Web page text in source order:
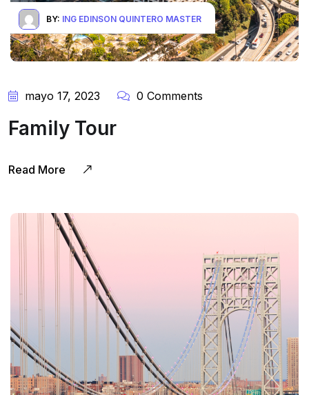
BY: ING EDINSON QUINTERO MASTER
mayo 17, 2023 0 Comments
Family Tour
Read More